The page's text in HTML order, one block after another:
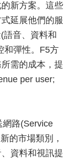
新方案。這些
延展他們的服
語音、資料和
和彈性。F5方
需的成本，提
per user;
路(Service
的市場類別，
資料和視訊提